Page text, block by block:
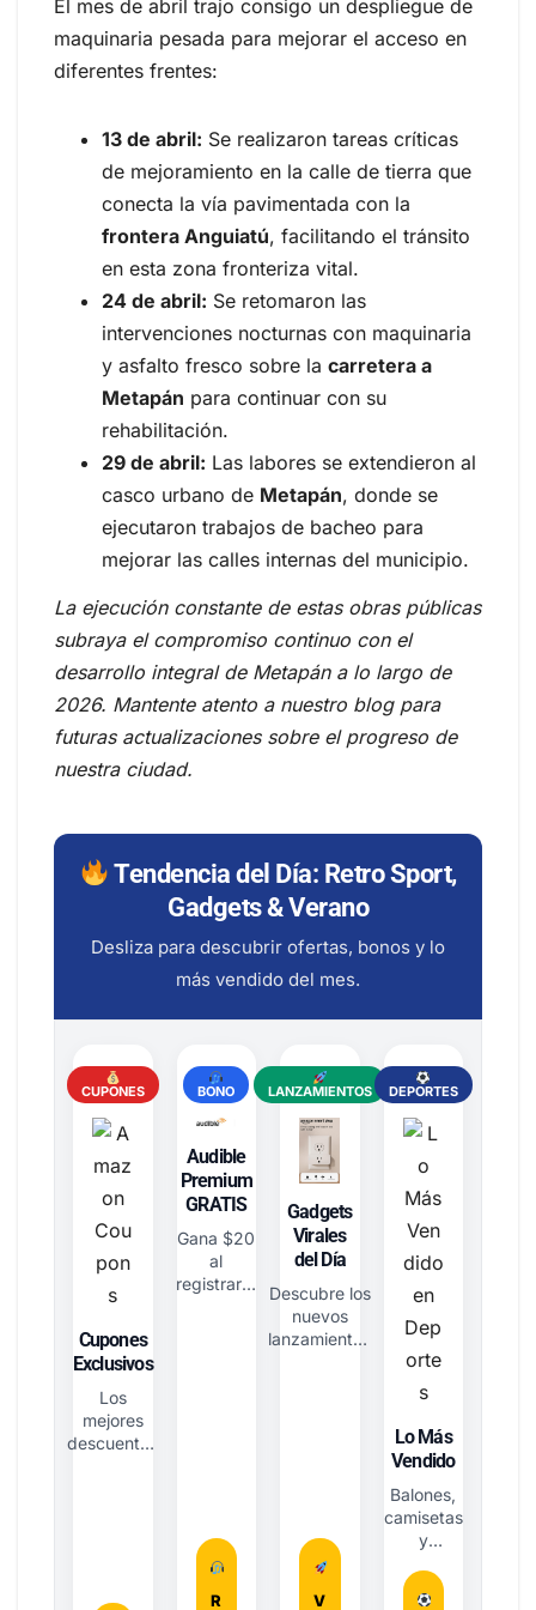
El mes de abril trajo consigo un despliegue de
maquinaria pesada para mejorar el acceso en
diferentes frentes:
13 de abril: Se realizaron tareas críticas
de mejoramiento en la calle de tierra que
conecta la vía pavimentada con la
frontera Anguiatú, facilitando el tránsito
en esta zona fronteriza vital.
24 de abril: Se retomaron las
intervenciones nocturnas con maquinaria
y asfalto fresco sobre la carretera a
Metapán para continuar con su
rehabilitación.
29 de abril: Las labores se extendieron al
casco urbano de Metapán, donde se
ejecutaron trabajos de bacheo para
mejorar las calles internas del municipio.
La ejecución constante de estas obras públicas
subraya el compromiso continuo con el
desarrollo integral de Metapán a lo largo de
2026. Mantente atento a nuestro blog para
futuras actualizaciones sobre el progreso de
nuestra ciudad.
Tendencia del Día: Retro Sport,
Gadgets & Verano
Desliza para descubrir ofertas, bonos y lo
más vendido del mes.
CUPONES
Cupones
Exclusivos
Los
mejores
descuentos
BONO
Audible
Premium
GRATIS
Gana $20
al
registrarte
R
LANZAMIENTOS
Gadgets
Virales
del Día
Descubre los
nuevos
lanzamientos
V
DEPORTES
Lo Más
Vendido
Balones,
camisetas
y
de marcas